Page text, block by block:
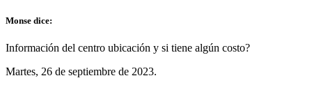
Monse dice:
Información del centro ubicación y si tiene algún costo?
Martes, 26 de septiembre de 2023.